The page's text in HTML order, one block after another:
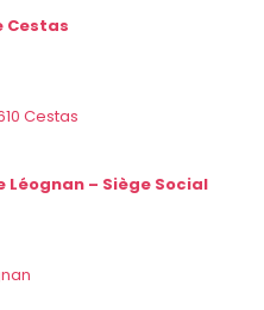
Cestas
Cestas
Léognan – Siège Social